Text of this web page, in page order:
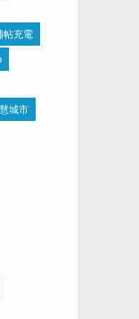
帖充電
城市